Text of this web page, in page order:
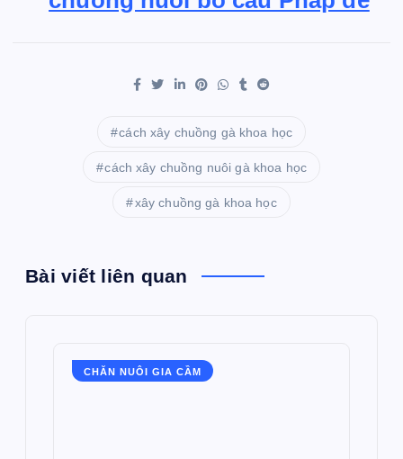
cách xây chuồng gà khoa học
cách xây chuồng nuôi gà khoa học
xây chuồng gà khoa học
Bài viết liên quan
CHĂN NUÔI GIA CẦM